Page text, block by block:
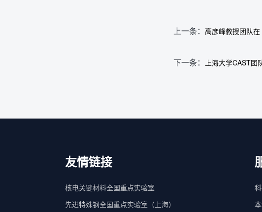
上一条： 高彦峰教授团队
下一条： 上海大学CAST
友情链接
核电关键材料全国重点实验室
先进特殊钢全国重点实验室（上海）